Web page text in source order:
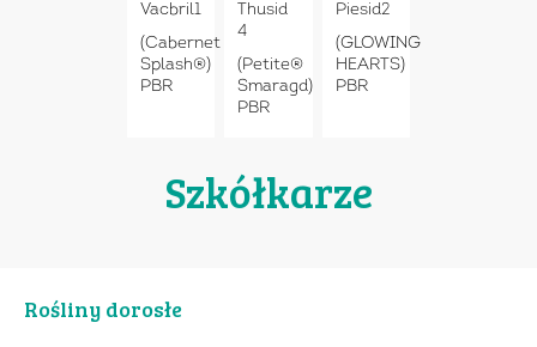
Vacbril1
(Cabernet
Splash®)
PBR
Thusid
4
(Petite®
Smaragd)
PBR
Piesid2
(GLOWING
HEARTS)
PBR
Szkółkarze
Rośliny dorosłe